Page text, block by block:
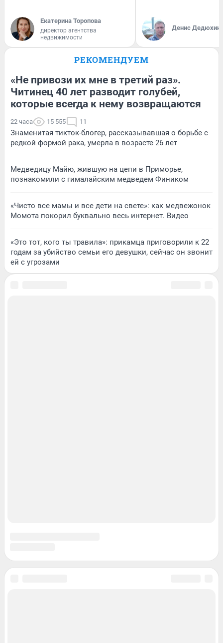
Екатерина Торопова
директор агентства
недвижимости
Денис Дедюхин
РЕКОМЕНДУЕМ
«Не привози их мне в третий раз».
Читинец 40 лет разводит голубей,
которые всегда к нему возвращаются
22 часа 15 555 11
Знаменитая тикток-блогер, рассказывавшая о борьбе с
редкой формой рака, умерла в возрасте 26 лет
Медведицу Майю, жившую на цепи в Приморье,
познакомили с гималайским медведем Фиником
«Чисто все мамы и все дети на свете»: как медвежонок
Момота покорил буквально весь интернет. Видео
«Это тот, кого ты травила»: прикамца приговорили к 22
годам за убийство семьи его девушки, сейчас он звонит
ей с угрозами